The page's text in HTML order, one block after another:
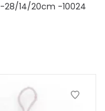
14/20cm -10024